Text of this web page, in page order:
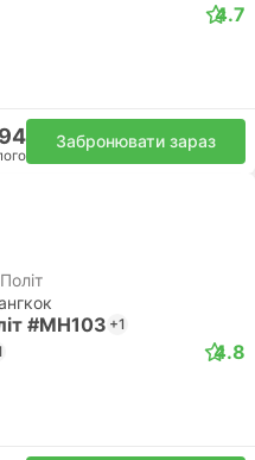
4.7
Забронювати зараз
#MH103 +1
4.8